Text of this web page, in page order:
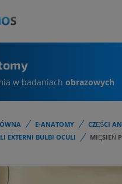
w badaniach obrazowych
E-ANATOMY CZĘŚCI
EXTERNI BULBI OCULI
MIĘSIEŃ